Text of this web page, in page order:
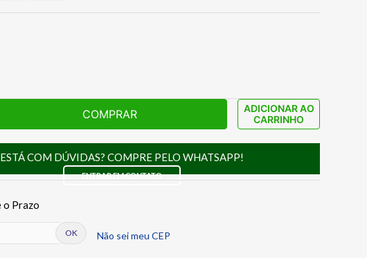
COMPRAR
ADICIONAR AO
CARRINHO
ESTÁ COM DÚVIDAS? COMPRE PELO WHATSAPP!
ENTRAR EM CONTATO
Não sei meu CEP